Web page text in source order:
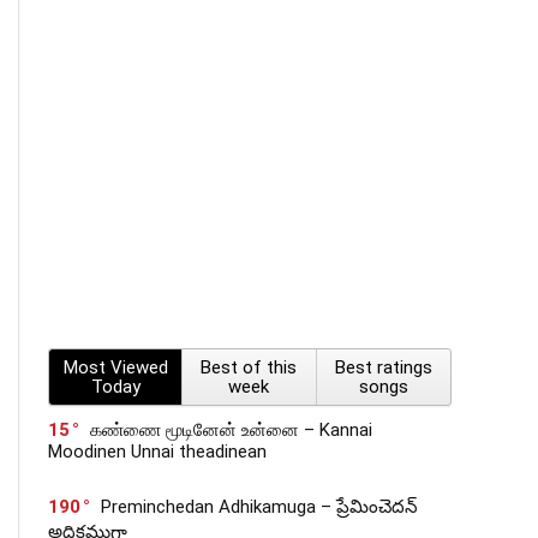
Most Viewed
Today
Best of this
week
Best ratings
songs
15
கண்ணை மூடினேன் உன்னை – Kannai
Moodinen Unnai theadinean
190
Preminchedan Adhikamuga – ప్రేమించెదన్
అధికముగా